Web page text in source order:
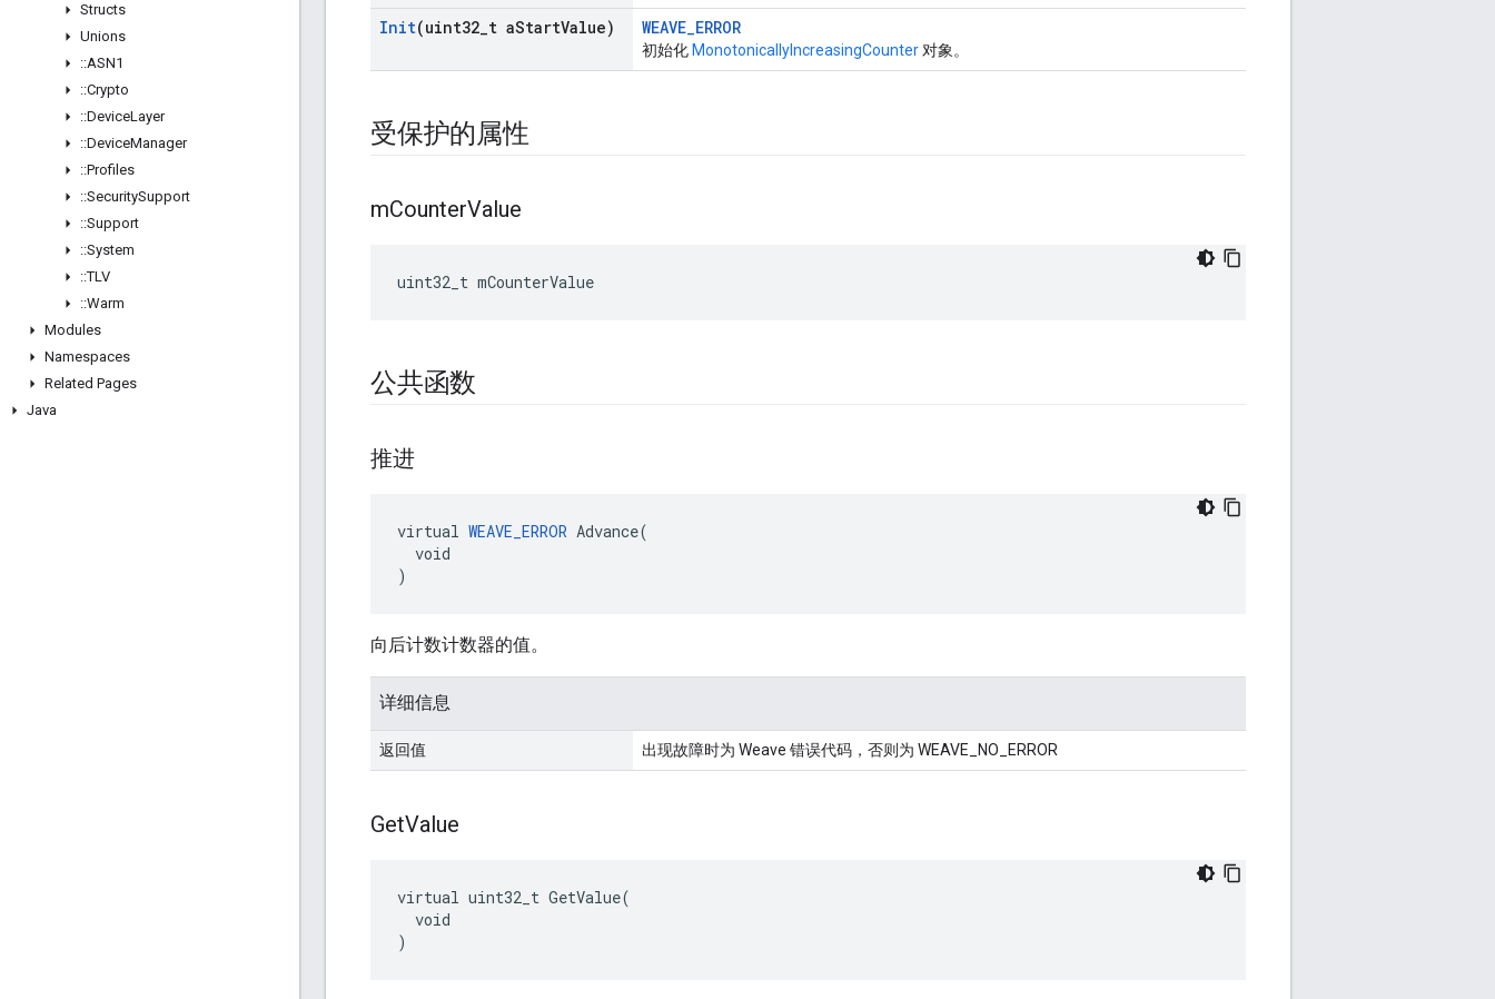
Structs
Unions
::ASN1
::Crypto
::DeviceLayer
::DeviceManager
::Profiles
::SecuritySupport
::Support
::System
::TLV
::Warm
Modules
Namespaces
Related Pages
Java
Init(uint32 t aStartValue) WEAVE_ERROR
初始化 MonotonicallyIncreasingCounter 对象。
受保护的属性
mCounterValue
uint32_t mCounterValue
公共函数
推进
virtual WEAVE_ERROR Advance(
  void
)
向后计数计数器的值。
详细信息
返回值 出现故障时为 Weave 错误代码，否则为 WEAVE_NO_ERROR
GetValue
virtual uint32_t GetValue(
  void
)